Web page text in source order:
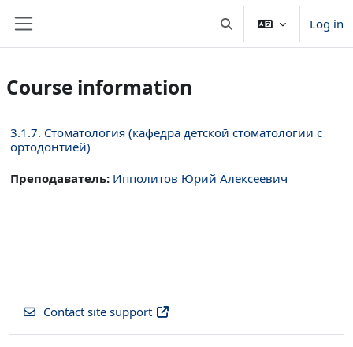
Toggle search inputLog in
Course information
3.1.7. Стоматология (кафедра детской стоматологии с
ортодонтией)
Преподаватель: Ипполитов Юрий Алексеевич
Contact site support